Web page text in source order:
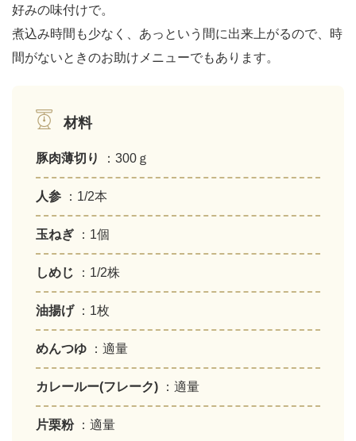
好みの味付けで。
煮込み時間も少なく、あっという間に出来上がるので、時
間がないときのお助けメニューでもあります。
材料
豚肉薄切り ：300ｇ
人参 ：1/2本
玉ねぎ ：1個
しめじ ：1/2株
油揚げ ：1枚
めんつゆ ：適量
カレールー(フレーク) ：適量
片栗粉 ：適量